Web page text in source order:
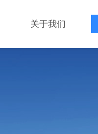
关于我们